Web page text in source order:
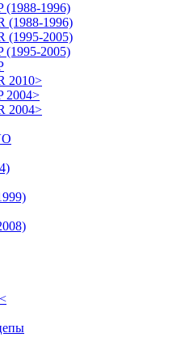
(1988-1996)
(1988-1996)
(1995-2005)
(1995-2005)
2010>
2004>
2004>